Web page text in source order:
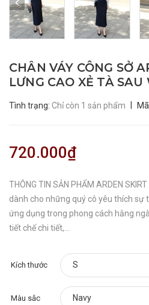
CHÂN VÁY CÔNG SỞ
LƯNG CAO XẺ TÀ
Tình trạng: Chỉ còn 1 sản phẩm
720.000₫
THÔNG TIN SẢN PHẨM ARDEN
dành cho những quý cô yêu thích sự
ứng dụng trong phong cách hằng
tiết chế chi tiết,...
Kích thước
Màu sắc